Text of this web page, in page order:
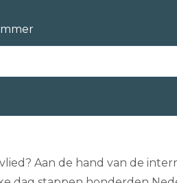
Aan de hand van de